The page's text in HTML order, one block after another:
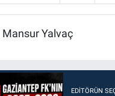
Mansur Yalvaç
EDITÖRÜN